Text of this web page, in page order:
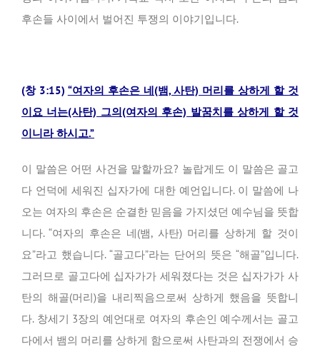
후손들 사이에서 벌어진 투쟁의 이야기입니다.
(창 3:15) “여자의 후손은 네(뱀, 사탄) 머리를 상하게 할 것
이요 너는(사탄) 그의(여자의 후손) 발꿈치를 상하게 할 것
이니라 하시고.”
이 말씀은 어떤 사건을 말할까요? 놀랍게도 이 말씀은 골고
다 언덕에 세워진 십자가에 대한 예언입니다. 이 말씀에 나
오는 여자의 후손은 순결한 믿음을 가지셨던 예수님을 뜻합
니다. “여자의 후손은 네(뱀, 사탄) 머리를 상하게 할 것이
요”라고 했습니다. “골고다”라는 단어의 뜻은 “해골”입니다.
그러므로 골고다에 십자가가 세워졌다는 것은 십자가가 사
탄의 해골(머리)을 내리찍음으로써 상하게 했음을 뜻합니
다. 창세기 3장의 예언대로 여자의 후손인 예수께서는 골고
다에서 뱀의 머리를 상하게 함으로써 사탄과의 전쟁에서 승